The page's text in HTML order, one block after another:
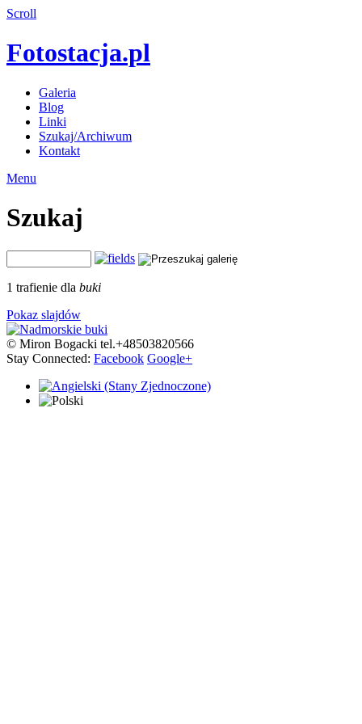
Scroll
Fotostacja.pl
Galeria
Blog
Linki
Szukaj/Archiwum
Kontakt
Menu
Szukaj
1 trafienie dla buki
Pokaz slajdów
© Miron Bogacki tel.+48503820566
Stay Connected: Facebook Google+